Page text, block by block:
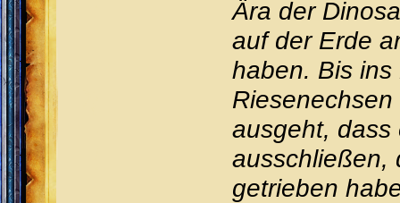
Ära der
auf der Erde
haben. Bis
ausgeht, dass
ausschließen,
getrieben